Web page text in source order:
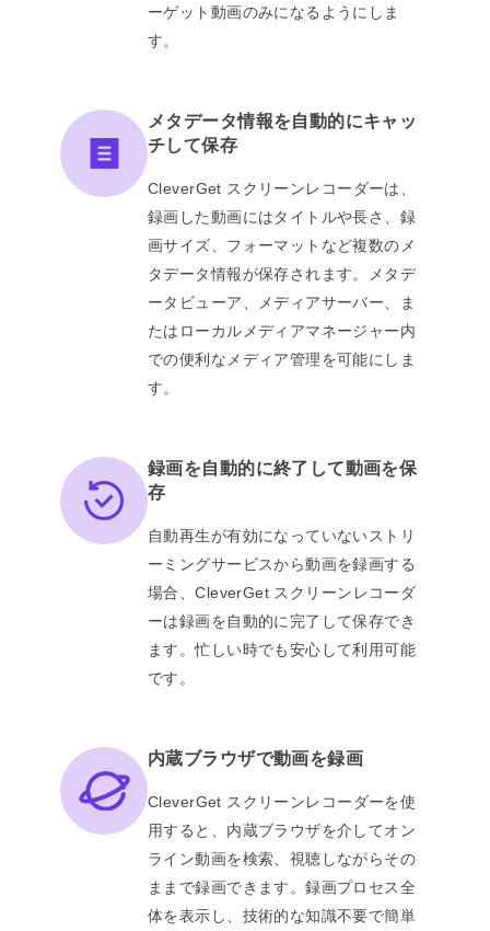
ーゲット動画のみになるようにしま
す。
メタデータ情報を自動的にキャッ
チして保存
CleverGet スクリーンレコーダーは、
録画した動画にはタイトルや長さ、録
画サイズ、フォーマットなど複数のメ
タデータ情報が保存されます。メタデ
ータビューア、メディアサーバー、ま
たはローカルメディアマネージャー内
での便利なメディア管理を可能にしま
す。
録画を自動的に終了して動画を保
存
自動再生が有効になっていないストリ
ーミングサービスから動画を録画する
場合、CleverGet スクリーンレコーダ
ーは録画を自動的に完了して保存でき
ます。忙しい時でも安心して利用可能
です。
内蔵ブラウザで動画を録画
CleverGet スクリーンレコーダーを使
用すると、内蔵ブラウザを介してオン
ライン動画を検索、視聴しながらその
ままで録画できます。録画プロセス全
体を表示し、技術的な知識不要で簡単